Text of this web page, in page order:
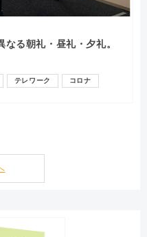
る朝礼・昼礼・夕礼。
テレワーク コロナ